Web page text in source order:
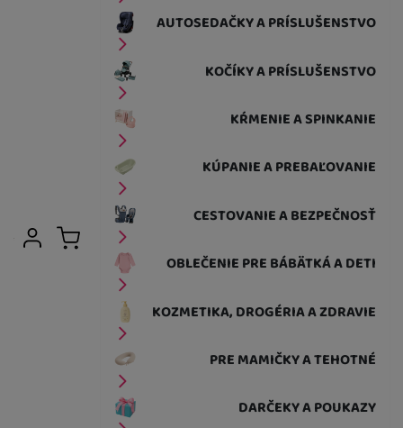
AUTOSEDAČKY A PRÍSLUŠENSTVO
KOČÍKY A PRÍSLUŠENSTVO
KŔMENIE A SPINKANIE
KÚPANIE A PREBAĽOVANIE
CESTOVANIE A BEZPEČNOSŤ
OBLEČENIE PRE BÁBÄTKÁ A DETI
KOZMETIKA, DROGÉRIA A ZDRAVIE
PRE MAMIČKY A TEHOTNÉ
DARČEKY A POUKAZY
Užívateľská sekcia
Prihlásiť sa
Košík